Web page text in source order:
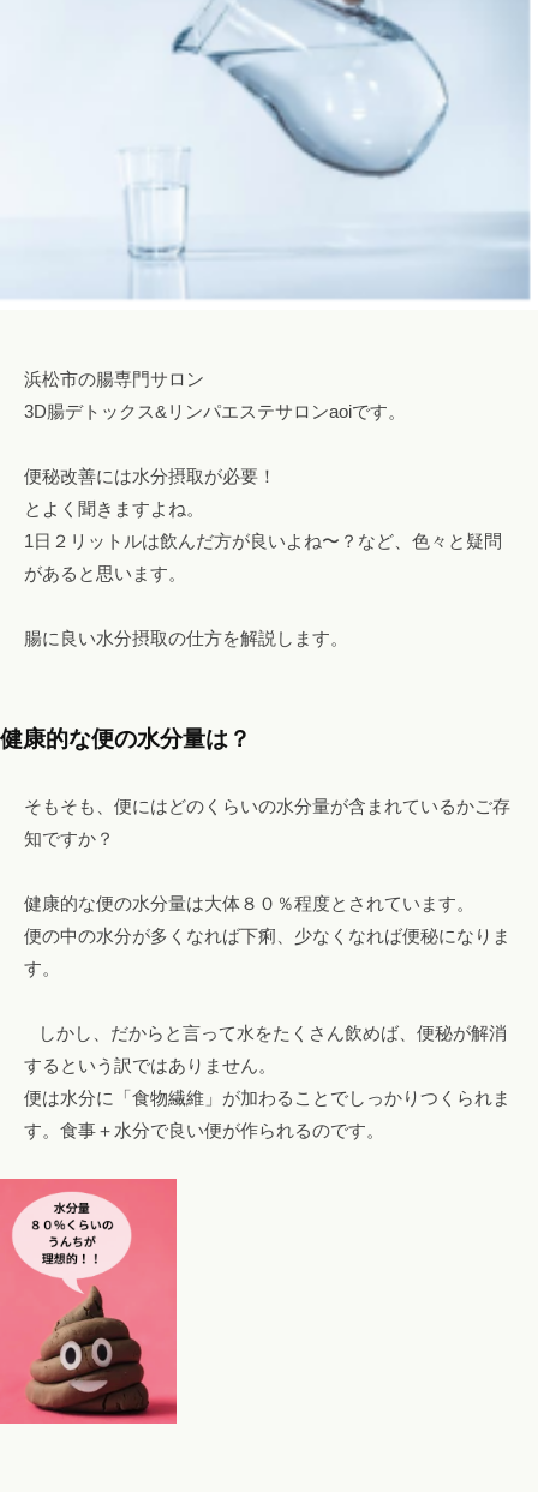
o
i
m
a
l
.
c
浜松市の腸専門サロン
3D腸デトックス&リンパエステサロンaoiです。
便秘改善には水分摂取が必要！
とよく聞きますよね。
1日２リットルは飲んだ方が良いよね〜？など、色々と疑問
があると思います。
腸に良い水分摂取の仕方を解説します。
健康的な便の水分量は？
そもそも、便にはどのくらいの水分量が含まれているかご存
知ですか？
健康的な便の水分量は大体８０％程度とされています。
便の中の水分が多くなれば下痢、少なくなれば便秘になりま
す。
しかし、だからと言って水をたくさん飲めば、便秘が解消
するという訳ではありません。
便は水分に「食物繊維」が加わることでしっかりつくられま
す。食事＋水分で良い便が作られるのです。